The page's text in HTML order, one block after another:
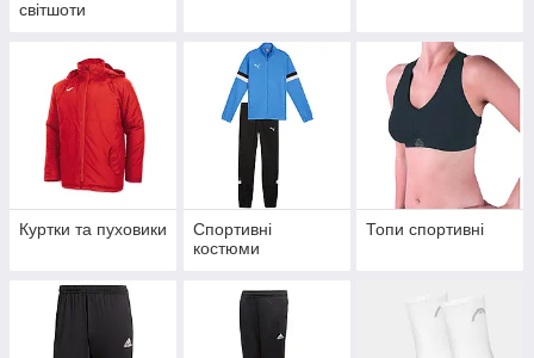
світшоти
Куртки та пуховики
Спортивні
костюми
Топи спортивні